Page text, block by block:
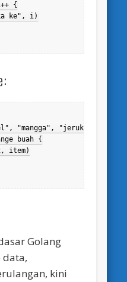
{
ke", i)
"mangga", "jeruk"}
buah {
item)
Golang
data,
kini